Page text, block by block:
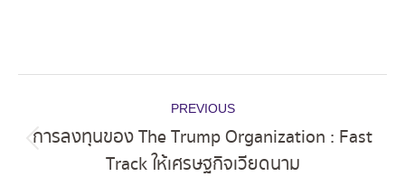
navigation
PREVIOUS
Previous
post:
การลงทุนของ The Trump Organization : Fast
Track ให้เศรษฐกิจเวียดนาม